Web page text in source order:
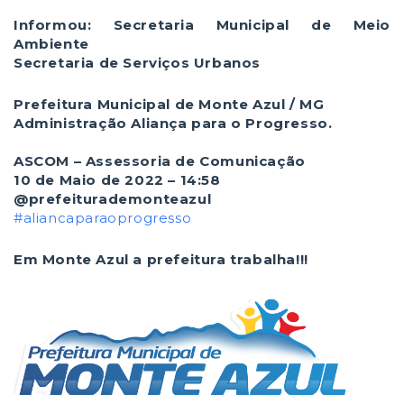
Informou: Secretaria Municipal de Meio
Ambiente
Secretaria de Serviços Urbanos
Prefeitura Municipal de Monte Azul / MG
Administração Aliança para o Progresso.
ASCOM – Assessoria de Comunicação
10 de Maio de 2022 – 14:58
@prefeiturademonteazul
#aliancaparaoprogresso
Em Monte Azul a prefeitura trabalha!!!